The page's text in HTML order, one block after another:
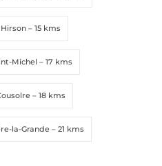
– 15 kms
Michel – 17 kms
– 18 kms
la-Grande– 21 kms